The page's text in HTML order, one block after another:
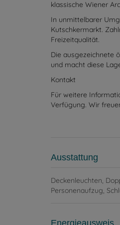
Lagebeschreibung
Die Semperstraße
klassische Wiener
In unmittelbarer
Kutschkermarkt.
Freizeitqualität.
Die ausgezeichnete
und macht diese
Kontakt
Ausstattung